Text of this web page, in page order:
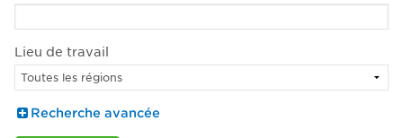
Lieu de travail
Recherche avancée